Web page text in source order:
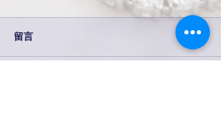
留言